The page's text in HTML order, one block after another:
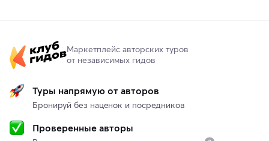
Маркетплейс авторских туров
от независимых гидов
Туры напрямую от авторов
Бронируй без наценок и посредников
Проверенные авторы